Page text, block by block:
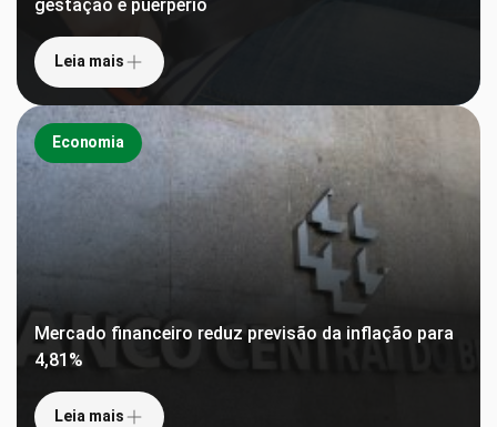
gestação e puerpério
Leia mais
Economia
Mercado financeiro reduz previsão da inflação para
4,81%
Leia mais